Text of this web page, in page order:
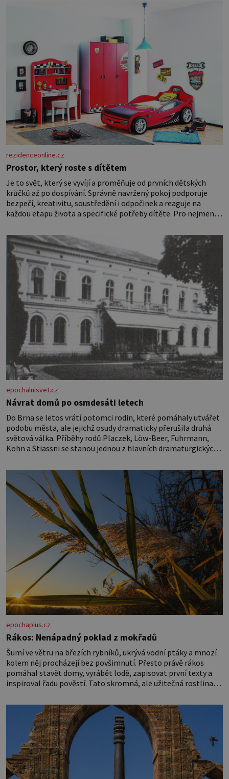
rezidenceonline.cz
Prostor, který roste s dítětem
Je to svět, který se vyvíjí a proměňuje od prvních dětských
krůčků až po dospívání. Správně navržený pokoj podporuje
bezpečí, kreativitu, soustředění i odpočinek a reaguje na
každou etapu života a specifické potřeby dítěte. Pro nejmenší
miminka měl působit především klidně a útulně. Předškolní
věk je
epochalnisvet.cz
Návrat domů po osmdesáti letech
Do Brna se letos vrátí potomci rodin, které pomáhaly utvářet
podobu města, ale jejichž osudy dramaticky přerušila druhá
světová válka. Příběhy rodů Placzek, Löw-Beer, Fuhrmann,
Kohn a Stiassni se stanou jednou z hlavních dramaturgických
návraty nejsou jednoduché. Místa, která si člověk pamatuje z
rodinných vyprávění, už dávno
epochaplus.cz
Rákos: Nenápadný poklad z mokřadů
Šumí ve větru na březích rybníků, ukrývá vodní ptáky a mnozí
kolem něj procházejí bez povšimnutí. Přesto právě rákos
pomáhal stavět domy, vyrábět lodě, zapisovat první texty a
inspiroval řadu pověstí. Tato skromná, ale užitečná rostlina
obyčejnou kulisu letního koupání. Stačí se však podívat